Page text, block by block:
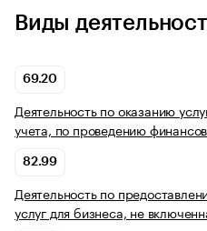
Виды
69.20
Деятельность по оказанию
учета, по проведению
82.99
Деятельность по
услуг для бизнеса, не